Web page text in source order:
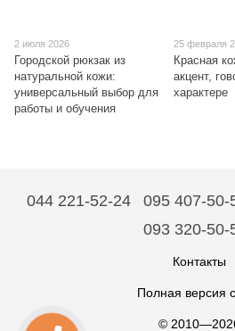
2 июля 2026
Городской рюкзак из
натуральной кожи:
универсальный выбор для
работы и обучения
25 февраля
Красная
акцент,
характере
044 221-52-24 095 407-50-
093 320-50-
Контакты
Полная версия
©